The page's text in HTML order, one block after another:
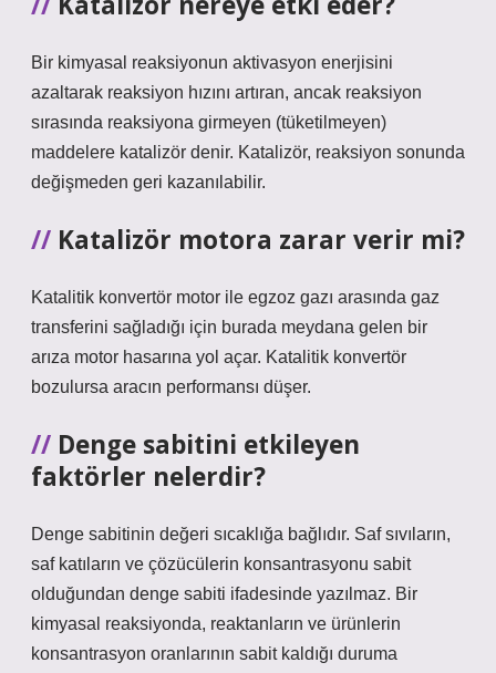
Bir kimyasal reaksiyonun aktivasyon enerjisini
azaltarak reaksiyon hızını artıran, ancak reaksiyon
sırasında reaksiyona girmeyen (tüketilmeyen)
maddelere katalizör denir. Katalizör, reaksiyon sonunda
değişmeden geri kazanılabilir.
Katalizör motora zarar verir mi?
Katalitik konvertör motor ile egzoz gazı arasında gaz
transferini sağladığı için burada meydana gelen bir
arıza motor hasarına yol açar. Katalitik konvertör
bozulursa aracın performansı düşer.
Denge sabitini etkileyen
faktörler nelerdir?
Denge sabitinin değeri sıcaklığa bağlıdır. Saf sıvıların,
saf katıların ve çözücülerin konsantrasyonu sabit
olduğundan denge sabiti ifadesinde yazılmaz. Bir
kimyasal reaksiyonda, reaktanların ve ürünlerin
konsantrasyon oranlarının sabit kaldığı duruma